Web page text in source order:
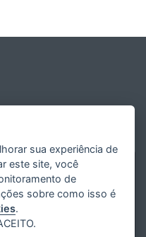
sua experiência de
este site, você
de
sobre como isso é
.